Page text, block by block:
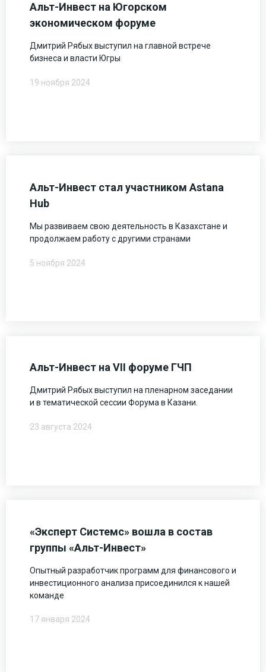
Альт-Инвест на Югорском
экономическом форуме
Дмитрий Рябых выступил на главной встрече
бизнеса и власти Югры
19 ноября 2024
Альт-Инвест стал участником Astana
Hub
Мы развиваем свою деятельность в Казахстане и
продолжаем работу с другими странами
5 ноября 2024
Альт-Инвест на VII форуме ГЧП
Дмитрий Рябых выступил на пленарном заседании
и в тематической сессии Форума в Казани.
23 августа 2024
«Эксперт Системс» вошла в состав
группы «Альт-Инвест»
Опытный разработчик программ для финансового и
инвестиционного анализа присоединился к нашей
команде
17 января 2024